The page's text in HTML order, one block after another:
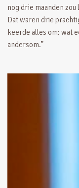
nog drie maanden
Dat waren drie
keerde alles om: wat
andersom.”